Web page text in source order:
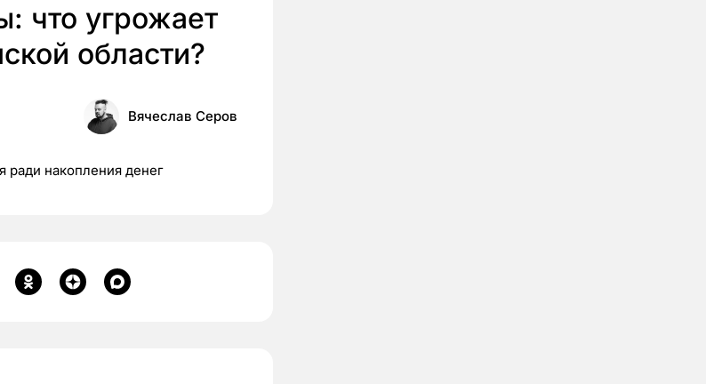
что угрожает
области?
Вячеслав Серов
ради накопления денег